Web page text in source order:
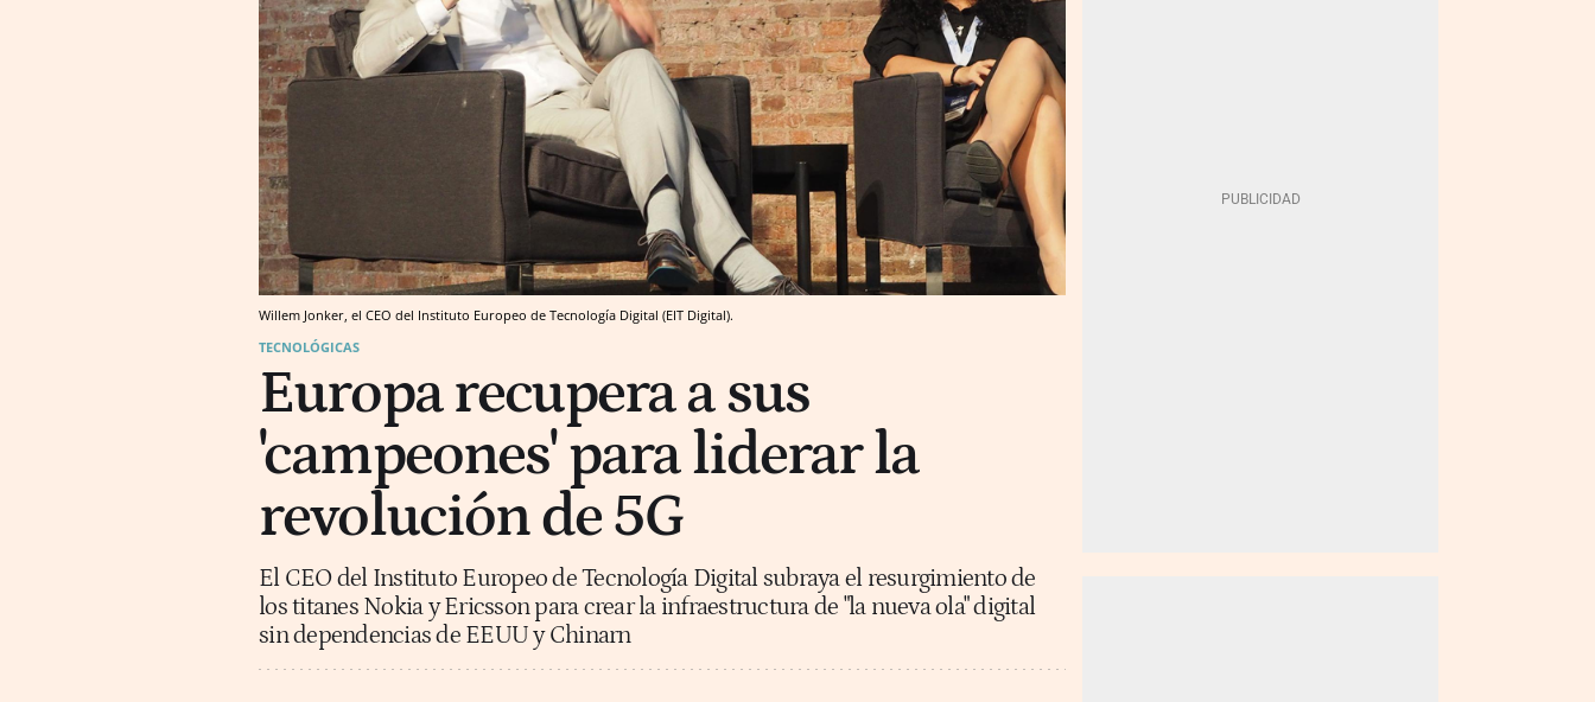
Willem Jonker, el CEO del Instituto Europeo de Tecnología Digital (EIT Digital).
TECNOLÓGICAS
Europa recupera a sus
'campeones' para liderar la
revolución de 5G
El CEO del Instituto Europeo de Tecnología Digital subraya el resurgimiento de
los titanes Nokia y Ericsson para crear la infraestructura de "la nueva ola" digital
sin dependencias de EEUU y Chinarn